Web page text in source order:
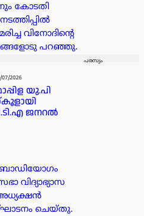
കോടതി
വിനോദിന്റെ
പറഞ്ഞു.
പരസ്യം
07/2026
യു.പി
ജനറൽ
വിദ്യാഭ്യാസ
അധ്യക്ഷൻ
ചെയ്തു.